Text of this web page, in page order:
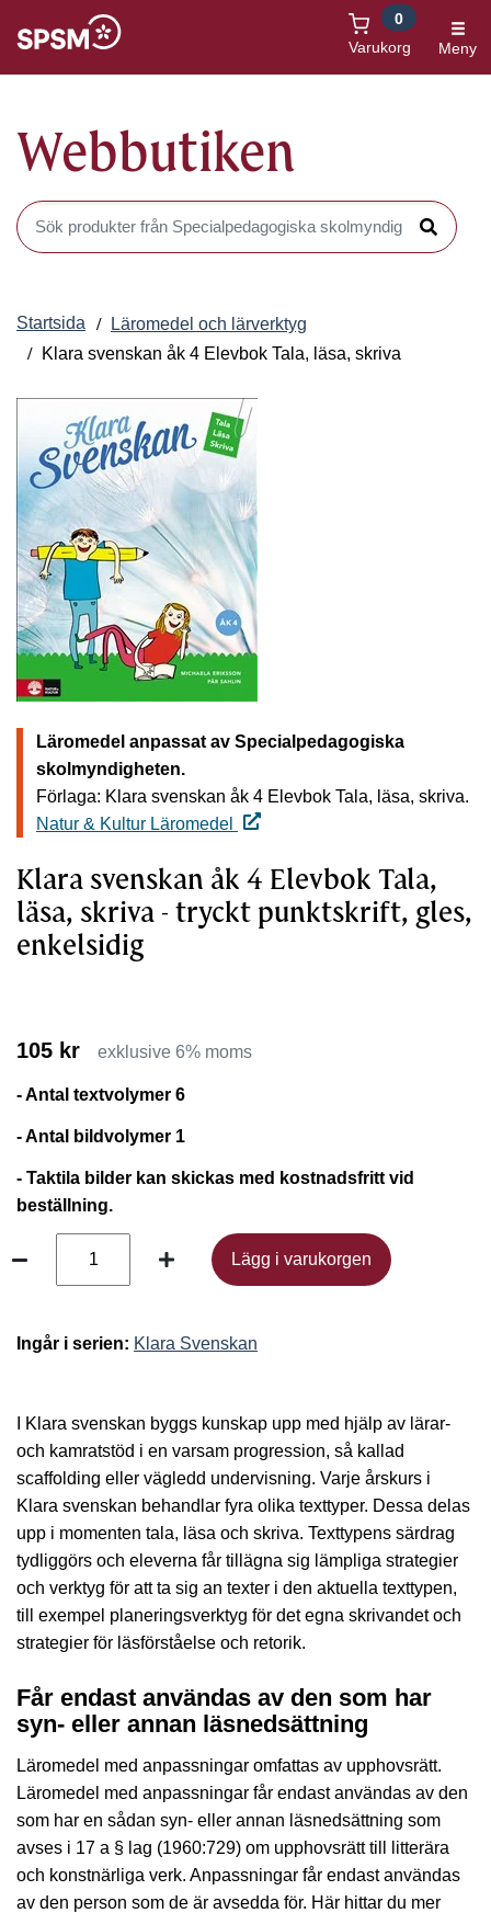
Varukorg
0
Meny
Webbutiken
Sök produkter i Webbutiken
Sök
Startsida
Läromedel och lärverktyg
Klara svenskan åk 4 Elevbok Tala, läsa, skriva
Läromedel anpassat av Specialpedagogiska
skolmyndigheten.
Förlaga: Klara svenskan åk 4 Elevbok Tala, läsa, skriva.
Natur & Kultur Läromedel
Klara svenskan åk 4 Elevbok Tala,
läsa, skriva - tryckt punktskrift, gles,
enkelsidig
105 kr exklusive 6% moms
- Antal textvolymer 6
- Antal bildvolymer 1
- Taktila bilder kan skickas med kostnadsfritt vid
beställning.
Lägg i varukorgen
Lägg i varukorgen
Ingår i serien: Klara Svenskan
I Klara svenskan byggs kunskap upp med hjälp av lärar-
och kamratstöd i en varsam progression, så kallad
scaffolding eller vägledd undervisning. Varje årskurs i
Klara svenskan behandlar fyra olika texttyper. Dessa delas
upp i momenten tala, läsa och skriva. Texttypens särdrag
tydliggörs och eleverna får tillägna sig lämpliga strategier
och verktyg för att ta sig an texter i den aktuella texttypen,
till exempel planeringsverktyg för det egna skrivandet och
strategier för läsförståelse och retorik.
Får endast användas av den som har
syn- eller annan läsnedsättning
Läromedel med anpassningar omfattas av upphovsrätt.
Läromedel med anpassningar får endast användas av den
som har en sådan syn- eller annan läsnedsättning som
avses i 17 a § lag (1960:729) om upphovsrätt till litterära
och konstnärliga verk. Anpassningar får endast användas
av den person som de är avsedda för. Här hittar du mer